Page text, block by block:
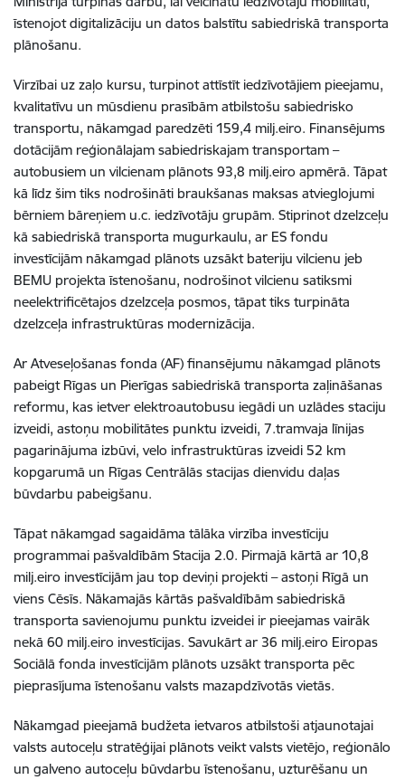
īstenojot digitalizāciju un datos balstītu sabiedriskā transporta
plānošanu.
Virzībai uz zaļo kursu, turpinot attīstīt iedzīvotājiem pieejamu,
kvalitatīvu un mūsdienu prasībām atbilstošu sabiedrisko
transportu, nākamgad paredzēti 159,4 milj.eiro. Finansējums
dotācijām reģionālajam sabiedriskajam transportam –
autobusiem un vilcienam plānots 93,8 milj.eiro apmērā. Tāpat
kā līdz šim tiks nodrošināti braukšanas maksas atvieglojumi
bērniem bāreņiem u.c. iedzīvotāju grupām. Stiprinot dzelzceļu
kā sabiedriskā transporta mugurkaulu, ar ES fondu
investīcijām nākamgad plānots uzsākt bateriju vilcienu jeb
BEMU projekta īstenošanu, nodrošinot vilcienu satiksmi
neelektrificētajos dzelzceļa posmos, tāpat tiks turpināta
dzelzceļa infrastruktūras modernizācija.
Ar Atveseļošanas fonda (AF) finansējumu nākamgad plānots
pabeigt Rīgas un Pierīgas sabiedriskā transporta zaļināšanas
reformu, kas ietver elektroautobusu iegādi un uzlādes staciju
izveidi, astoņu mobilitātes punktu izveidi, 7.tramvaja līnijas
pagarinājuma izbūvi, velo infrastruktūras izveidi 52 km
kopgarumā un Rīgas Centrālās stacijas dienvidu daļas
būvdarbu pabeigšanu.
Tāpat nākamgad sagaidāma tālāka virzība investīciju
programmai pašvaldībām Stacija 2.0. Pirmajā kārtā ar 10,8
milj.eiro investīcijām jau top deviņi projekti – astoņi Rīgā un
viens Cēsīs. Nākamajās kārtās pašvaldībām sabiedriskā
transporta savienojumu punktu izveidei ir pieejamas vairāk
nekā 60 milj.eiro investīcijas. Savukārt ar 36 milj.eiro Eiropas
Sociālā fonda investīcijām plānots uzsākt transporta pēc
pieprasījuma īstenošanu valsts mazapdzīvotās vietās.
Nākamgad pieejamā budžeta ietvaros atbilstoši atjaunotajai
valsts autoceļu stratēģijai plānots veikt valsts vietējo, reģionālo
un galveno autoceļu būvdarbu īstenošanu, uzturēšanu un